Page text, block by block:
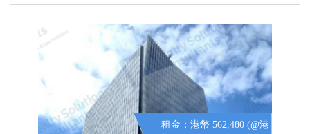
租金：港幣 562,480 (@港